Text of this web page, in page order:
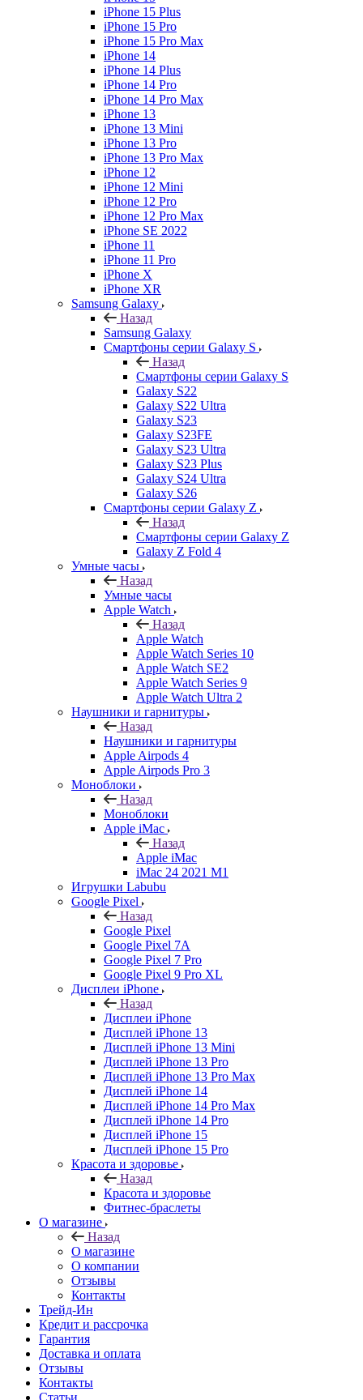
iPhone 15 Plus
iPhone 15 Pro
iPhone 15 Pro Max
iPhone 14
iPhone 14 Plus
iPhone 14 Pro
iPhone 14 Pro Max
iPhone 13
iPhone 13 Mini
iPhone 13 Pro
iPhone 13 Pro Max
iPhone 12
iPhone 12 Mini
iPhone 12 Pro
iPhone 12 Pro Max
iPhone SE 2022
iPhone 11
iPhone 11 Pro
iPhone X
iPhone XR
Samsung Galaxy
Назад
Samsung Galaxy
Смартфоны серии Galaxy S
Назад
Смартфоны серии Galaxy S
Galaxy S22
Galaxy S22 Ultra
Galaxy S23
Galaxy S23FE
Galaxy S23 Ultra
Galaxy S23 Plus
Galaxy S24 Ultra
Galaxy S26
Смартфоны серии Galaxy Z
Назад
Смартфоны серии Galaxy Z
Galaxy Z Fold 4
Умные часы
Назад
Умные часы
Apple Watch
Назад
Apple Watch
Apple Watch Series 10
Apple Watch SE2
Apple Watch Series 9
Apple Watch Ultra 2
Наушники и гарнитуры
Назад
Наушники и гарнитуры
Apple Airpods 4
Apple Airpods Pro 3
Моноблоки
Назад
Моноблоки
Apple iMac
Назад
Apple iMac
iMac 24 2021 M1
Игрушки Labubu
Google Pixel
Назад
Google Pixel
Google Pixel 7А
Google Pixel 7 Pro
Google Pixel 9 Pro XL
Дисплеи iPhone
Назад
Дисплеи iPhone
Дисплей iPhone 13
Дисплей iPhone 13 Mini
Дисплей iPhone 13 Pro
Дисплей iPhone 13 Pro Max
Дисплей iPhone 14
Дисплей iPhone 14 Pro Max
Дисплей iPhone 14 Pro
Дисплей iPhone 15
Дисплей iPhone 15 Pro
Красота и здоровье
Назад
Красота и здоровье
Фитнес-браслеты
О магазине
Назад
О магазине
О компании
Отзывы
Контакты
Трейд-Ин
Кредит и рассрочка
Гарантия
Доставка и оплата
Отзывы
Контакты
Статьи